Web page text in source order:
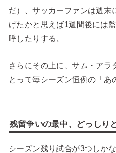
だ）、サッカーファンは週末
げたかと思えば1週間後には
呼したりする。
さらにその上に、サム・アラ
とって毎シーズン恒例の「あ
残留争いの最中、どっしり
シーズン残り試合が3つしか